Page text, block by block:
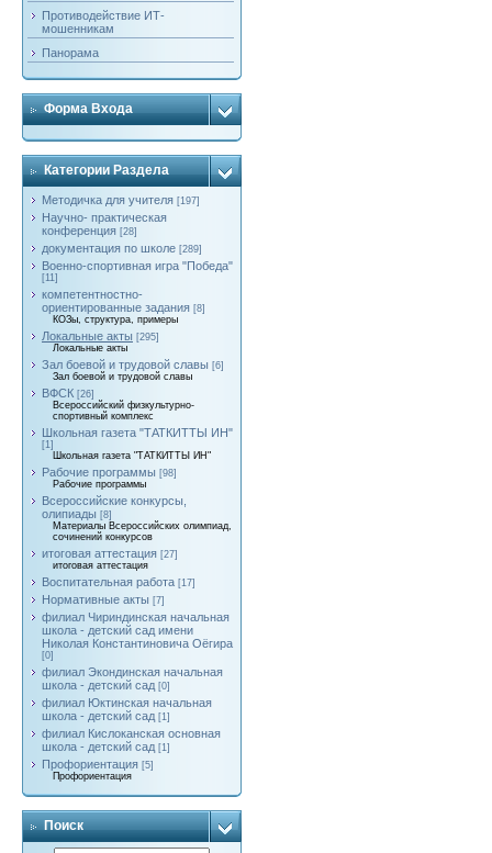
Противодействие ИТ-
мошенникам
Панорама
Форма Входа
Категории Раздела
Методичка для учителя [197]
Научно- практическая
конференция [28]
документация по школе [289]
Военно-спортивная игра "Победа"
[11]
компетентностно-
ориентированные задания [8]
КОЗы, структура, примеры
Локальные акты [295]
Локальные акты
Зал боевой и трудовой славы [6]
Зал боевой и трудовой славы
ВФСК [26]
Всероссийский физкультурно-
спортивный комплекс
Школьная газета "ТАТКИТТЫ ИН"
[1]
Школьная газета "ТАТКИТТЫ ИН"
Рабочие программы [98]
Рабочие программы
Всероссийские конкурсы,
олипиады [8]
Материалы Всероссийских олимпиад,
сочинений конкурсов
итоговая аттестация [27]
итоговая аттестация
Воспитательная работа [17]
Нормативные акты [7]
филиал Чириндинская начальная
школа - детский сад имени
Николая Константиновича Оёгира
[0]
филиал Экондинская начальная
школа - детский сад [0]
филиал Юктинская начальная
школа - детский сад [1]
филиал Кислоканская основная
школа - детский сад [1]
Профориентация [5]
Профориентация
Поиск